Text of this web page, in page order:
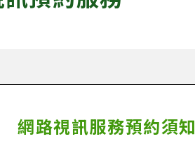
網路視訊服務預約須知